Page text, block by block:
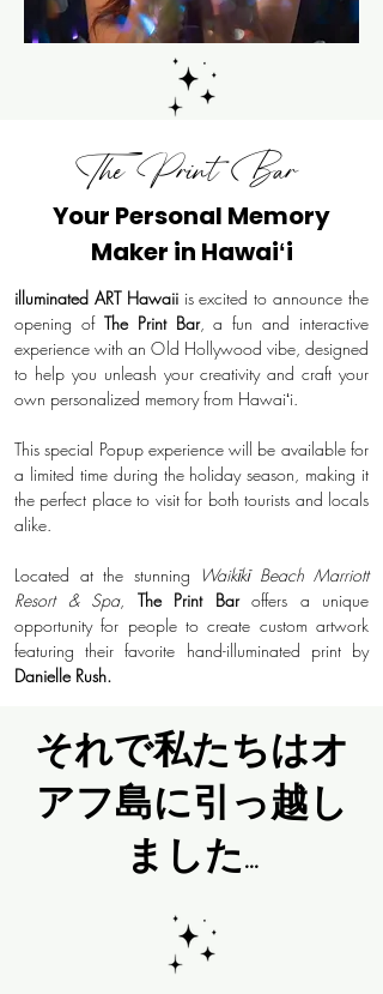
The Print Bar
Your Personal Memory
Maker in Hawaiʻi
illuminated ART Hawaiiis excited to announce the
opening of The Print Bar, a fun and interactive
experience with an Old Hollywood vibe, designed
to help you unleash your creativity and craft your
own personalized memory from Hawaiʻi.
This special Popup experience will be available for
a limited time during the holiday season, making it
the perfect place to visit for both tourists and locals
alike.
Located at the stunning Waikīkī Beach Marriott
Resort & Spa, The Print Baroffers a unique
opportunity for people to create custom artwork
featuring their favorite hand-illuminated print by
Danielle Rush.
それで私たちはオ
アフ島に引っ越し
ました...